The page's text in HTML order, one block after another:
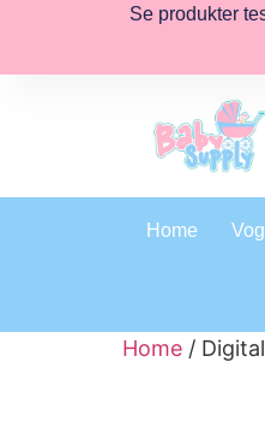
Se produkter
Home
Home /